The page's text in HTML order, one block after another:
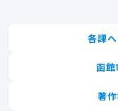
各課
函
著